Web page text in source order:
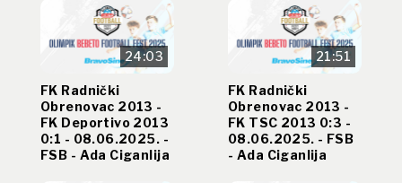
24:03
FK Radnički
Obrenovac 2013 -
FK Deportivo 2013
0:1 - 08.06.2025. -
FSB - Ada Ciganlija
21:51
FK Radnički
Obrenovac 2013 -
FK TSC 2013 0:3 -
08.06.2025. - FSB
- Ada Ciganlija